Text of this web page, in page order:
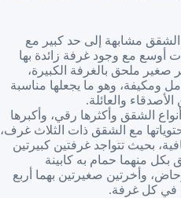
مشابهة إلى حد كبير مع
أوسع مع وجود غرفة زائدة بها
ملحق بالغرفة الكبيرة،
ومكيفة، وهو ما يجعلها مناسبة
والعائلة.
الشقق وأكثرها رقي، وأكبرها
مع الشقق ذات الثلاث غرف،
بحيث تتواجد غرفتين كبيرتين
بكل منهما حمام به كابينة
وأخرتين صغيرتين بهما أربع
في كل غرفة.